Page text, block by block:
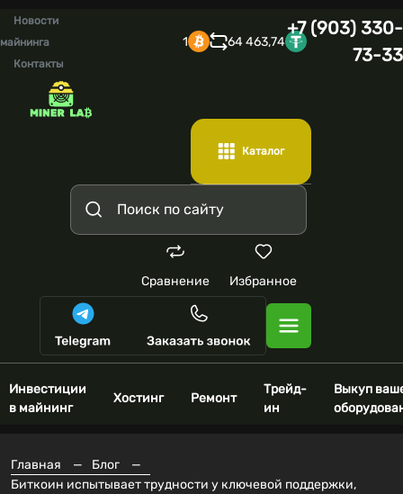
Новости
майнинга
Контакты
1 64 463,74
+7 (903) 330-
73-33
Каталог
Сравнение Избранное
Инвестиции
в майнинг
Хостинг Ремонт
Трейд-
ин
Выкуп
Главная — Блог
—
Биткоин испытывает трудности у ключевой поддержки,